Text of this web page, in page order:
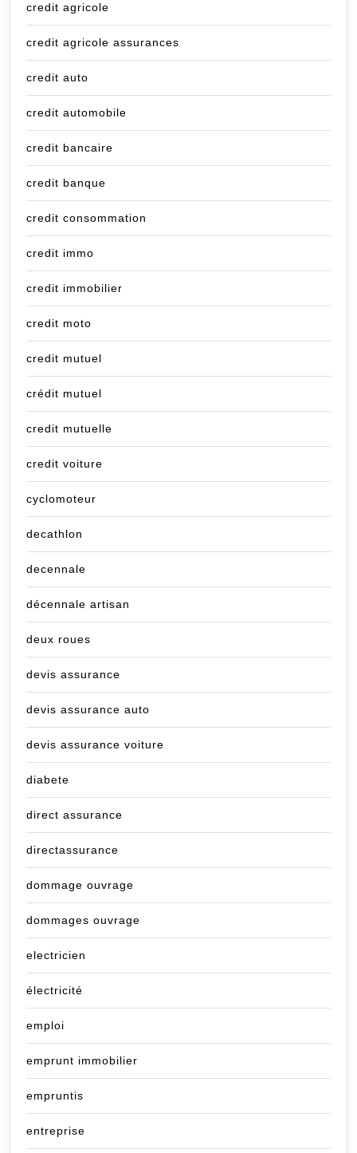
credit agricole
credit agricole assurances
credit auto
credit automobile
credit bancaire
credit banque
credit consommation
credit immo
credit immobilier
credit moto
credit mutuel
crédit mutuel
credit mutuelle
credit voiture
cyclomoteur
decathlon
decennale
décennale artisan
deux roues
devis assurance
devis assurance auto
devis assurance voiture
diabete
direct assurance
directassurance
dommage ouvrage
dommages ouvrage
electricien
électricité
emploi
emprunt immobilier
empruntis
entreprise